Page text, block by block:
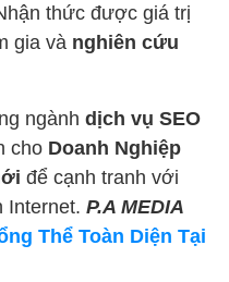
thức được giá trị
gia và nghiên cứu
ngành dịch vụ SEO
cho Doanh Nghiệp
để cạnh tranh với
Internet. P.A MEDIA
Thể Toàn Diện Tại